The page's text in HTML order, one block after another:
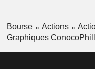
Bourse Actions
Graphiques